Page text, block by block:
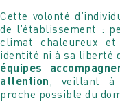
Cette volonté
de l’établissement :
climat chaleureux
identité ni à sa liberté
équipes
attention , veillant à
proche possible du